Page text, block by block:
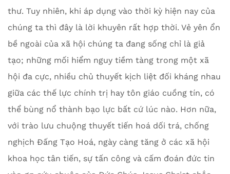
thư. Tuy nhiên, khi áp dụng vào thời kỳ hiện nay của
chúng ta thì đây là lời khuyên rất hợp thời. Vẻ yên ổn
bề ngoài của xã hội chúng ta đang sống chỉ là giả
tạo; những mối hiểm nguy tiềm tàng trong một xã
hội đa cực, nhiều chủ thuyết kịch liệt đối kháng nhau
giữa các thế lực chính trị hay tôn giáo cuồng tín, có
thể bùng nổ thành bạo lực bất cứ lúc nào. Hơn nữa,
với trào lưu chuộng thuyết tiến hoá dối trá, chống
nghịch Đấng Tạo Hoá, ngày càng tăng ở các xã hội
khoa học tân tiến, sự tấn công và cấm đoán đức tin